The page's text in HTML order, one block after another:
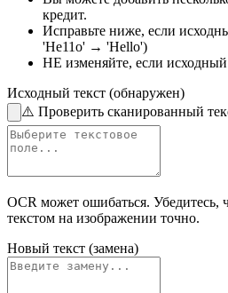
кредит.
Исправьте ниже, если
'He11o' → 'Hello')
НЕ изменяйте, если исходный
Исходный текст (обнаружен)
⚠️ Проверить сканированный
OCR может ошибаться. Убедитесь,
текстом на изображении точно.
Новый текст (замена)